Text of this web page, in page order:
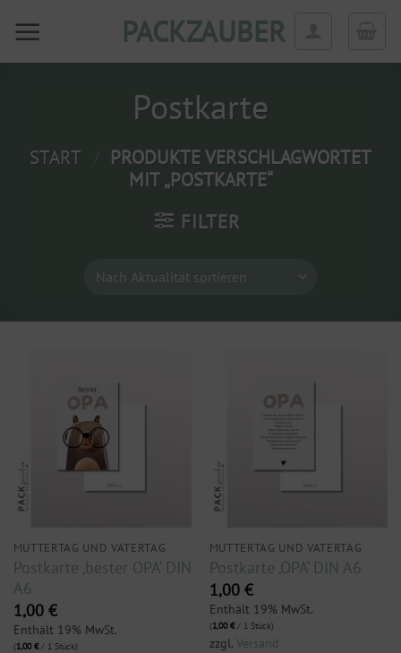
Inhalt
PACKZAUBER
Postkarte
START
PRODUKTE VERSCHLAGWORTET
MIT „POSTKARTE“
FILTER
MUTTERTAG UND VATERTAG
Postkarte ‚bester OPA‘ DIN
A6
1,00 €
Enthält 19% MwSt.
(1,00€/ 1 Stück)
MUTTERTAG UND VATERTAG
Postkarte ‚OPA‘ DIN A6
1,00 €
Enthält 19% MwSt.
(1,00€/ 1 Stück)
zzgl. Versand